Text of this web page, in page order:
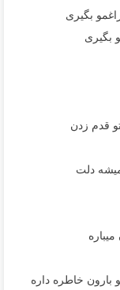
بگیری
بگیری
قدم زدن
دلت
خاطره داره